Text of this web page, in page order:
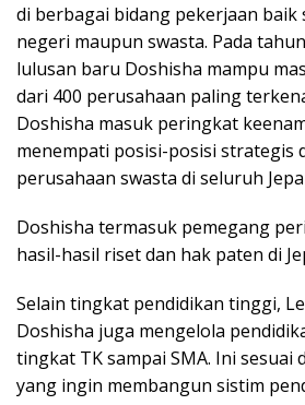
di berbagai bidang pekerjaan baik
negeri maupun swasta. Pada
lulusan baru Doshisha mampu
dari 400 perusahaan paling
Doshisha masuk peringkat
menempati posisi-posisi strategis
perusahaan swasta di seluruh
Doshisha termasuk pemegang
hasil-hasil riset dan hak paten di
Selain tingkat pendidikan tinggi,
Doshisha juga mengelola
tingkat TK sampai SMA. Ini sesuai
yang ingin membangun sistim